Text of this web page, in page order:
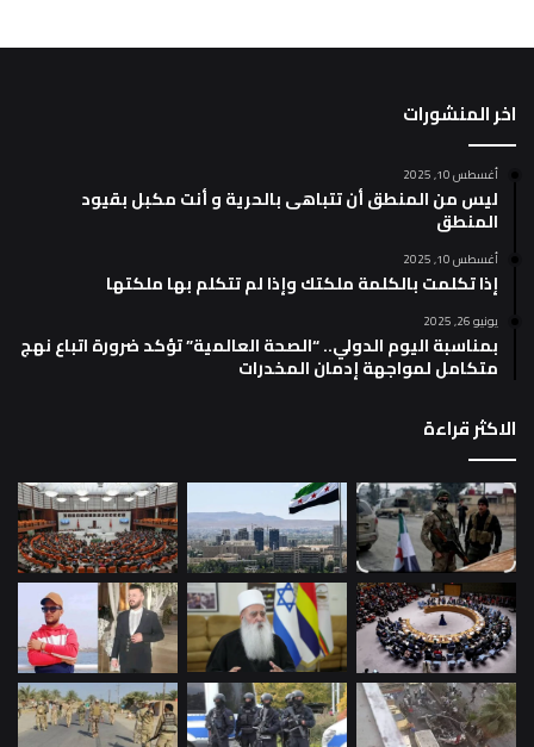
اخر المنشورات
أغسطس 10, 2025
ليس من المنطق أن تتباهى بالحرية و أنت مكبل بقيود
المنطق
أغسطس 10, 2025
إذا تكلمت بالكلمة ملكتك وإذا لم تتكلم بها ملكتها
يونيو 26, 2025
بمناسبة اليوم الدولي.. “الصحة العالمية” تؤكد ضرورة اتباع نهج
متكامل لمواجهة إدمان المخدرات
الاكثر قراءة